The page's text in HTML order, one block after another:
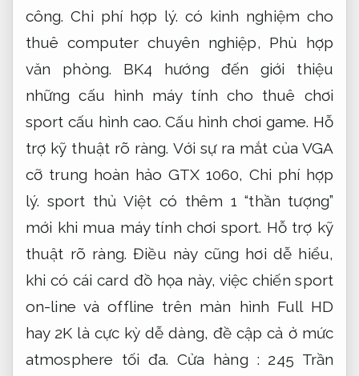
công. Chi phí hợp lý. có kinh nghiệm cho
thuê computer chuyên nghiệp, Phù hợp
văn phòng. BK4 hướng đến giới thiệu
những cấu hình máy tính cho thuê chơi
sport cấu hình cao.Cấu hình chơi game. Hỗ
trợ kỹ thuật rõ ràng. Với sự ra mắt của VGA
cỡ trung hoàn hảo GTX 1060, Chi phí hợp
lý. sport thủ Việt có thêm 1 “thần tượng”
mới khi mua máy tính chơi sport. Hỗ trợ kỹ
thuật rõ ràng. Điều này cũng hơi dễ hiểu,
khi có cái card đồ họa này, việc chiến sport
on-line và offline trên màn hình Full HD
hay 2K là cực kỳ dễ dàng, đề cập cả ở mức
atmosphere tối đa. Cửa hàng : 245 Trần